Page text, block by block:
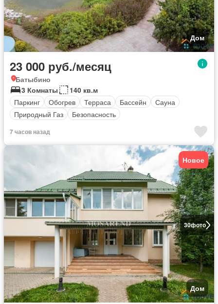
Дом
23 000 руб./месяц
Батыбино
3 Комнаты
140 кв.м
Паркинг
Обогрев Терраса Бассейн
Сауна
Природный Газ
Безопасность
7 часов назад
30фото
Новое
Дом